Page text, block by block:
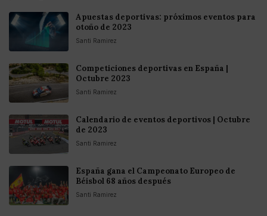
Apuestas deportivas: próximos eventos para
otoño de 2023
Santi Ramirez
Competiciones deportivas en España |
Octubre 2023
Santi Ramirez
Calendario de eventos deportivos | Octubre
de 2023
Santi Ramirez
España gana el Campeonato Europeo de
Béisbol 68 años después
Santi Ramirez